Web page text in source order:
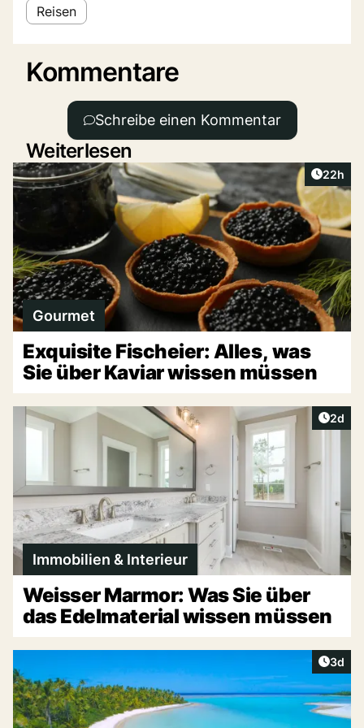
Reisen
Kommentare
Schreibe einen Kommentar
Weiterlesen
Artikel
22h
Gourmet
Exquisite Fischeier: Alles, was
Sie über Kaviar wissen müssen
2d
Immobilien & Interieur
Weisser Marmor: Was Sie über
das Edelmaterial wissen müssen
3d